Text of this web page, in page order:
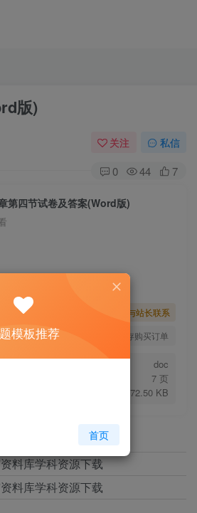
版)
关注 私信
0 44 7
第四节试卷及答案(Word版)
暂时无法购买，请与站长联系
前未登录！建议登陆后购买，可保存购买订单
doc
7 页
172.50 KB
模板推荐
首页